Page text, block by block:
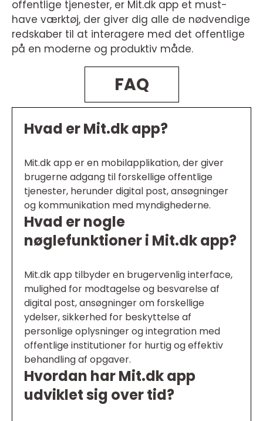
offentlige tjenester, er Mit.dk app et must-
have værktøj, der giver dig alle de nødvendige
redskaber til at interagere med det offentlige
på en moderne og produktiv måde.
FAQ
Hvad er Mit.dk app?
Mit.dk app er en mobilapplikation, der giver
brugerne adgang til forskellige offentlige
tjenester, herunder digital post, ansøgninger
og kommunikation med myndighederne.
Hvad er nogle
nøglefunktioner i Mit.dk app?
Mit.dk app tilbyder en brugervenlig interface,
mulighed for modtagelse og besvarelse af
digital post, ansøgninger om forskellige
ydelser, sikkerhed for beskyttelse af
personlige oplysninger og integration med
offentlige institutioner for hurtig og effektiv
behandling af opgaver.
Hvordan har Mit.dk app
udviklet sig over tid?